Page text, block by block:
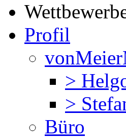
Profil
>
>
Büro